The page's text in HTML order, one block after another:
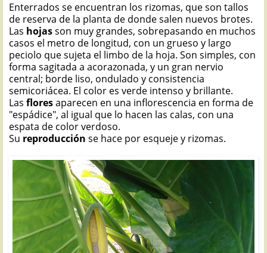
Enterrados se encuentran los rizomas, que son tallos
de reserva de la planta de donde salen nuevos brotes.
Las hojasson muy grandes, sobrepasando en muchos
casos el metro de longitud, con un grueso y largo
peciolo que sujeta el limbo de la hoja. Son simples, con
forma sagitada a acorazonada, y un gran nervio
central; borde liso, ondulado y consistencia
semicoriácea. El color es verde intenso y brillante.
Las floresaparecen en una inflorescencia en forma de
"espádice", al igual que lo hacen las calas, con una
espata de color verdoso.
Su reproducción se hace por esqueje y rizomas.